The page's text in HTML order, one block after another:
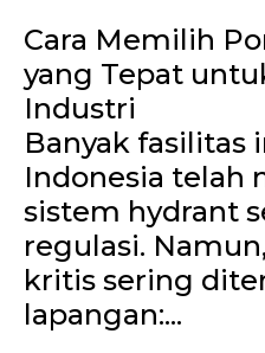
Cara Memilih
yang Tepat
Industri
Banyak fasilitas
Indonesia telah
sistem hydrant
regulasi.
kritis sering
lapangan:...